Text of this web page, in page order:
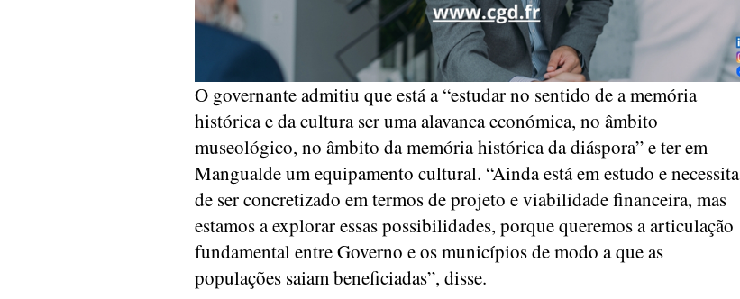
O governante admitiu que está a “estudar no sentido de a memória
histórica e da cultura ser uma alavanca económica, no âmbito
museológico, no âmbito da memória histórica da diáspora” e ter em
Mangualde um equipamento cultural. “Ainda está em estudo e necessita
de ser concretizado em termos de projeto e viabilidade financeira, mas
estamos a explorar essas possibilidades, porque queremos a articulação
fundamental entre Governo e os municípios de modo a que as
populações saiam beneficiadas”, disse.